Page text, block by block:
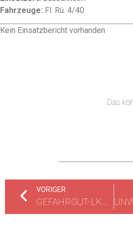
Fahrzeuge: Fl. Rü. 4/40
Kein Einsatzbericht vorhanden
Das
VORIGER
GEFAHRGUT-LKW AUF AUTOBAHN UMGESTÜRZT